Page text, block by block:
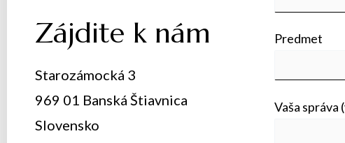
Zájdite k nám
Starozámocká 3
969 01 Banská Štiavnica
Slovensko
Predmet
Vaša správa